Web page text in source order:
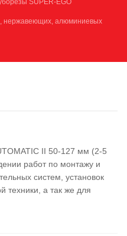
SUPER-EGO
нержавеющих, алюминиевых
II 50-127 мм (2-5
работ по монтажу и
систем, установок
техники, а так же для